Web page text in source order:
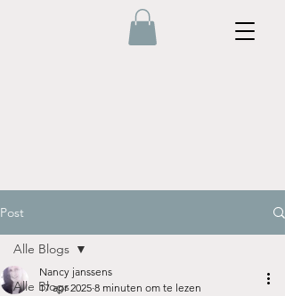
Post
Alle Blogs
Alle Blogs
Nancy janssens
17 apr 2025 8 minuten om te lezen